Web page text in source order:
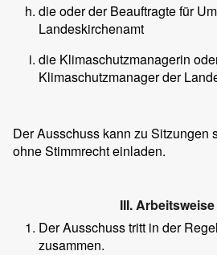
die oder der Beauftragte für
Landeskirchenamt
die Klimaschutzmanagerin
Klimaschutzmanager der
Der Ausschuss kann zu Sitzungen
ohne Stimmrecht einladen.
III. Arbeitsweise
Der Ausschuss tritt in der
zusammen.